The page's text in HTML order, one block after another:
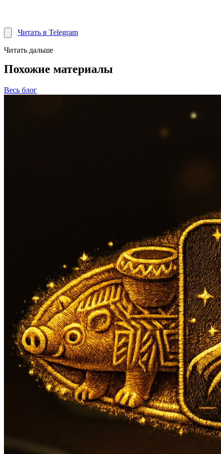
Читать в Telegram
Читать дальше
Похожие материалы
Весь блог